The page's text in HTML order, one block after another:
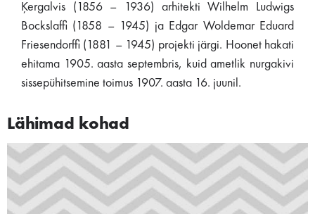
Ķergalvis (1856 – 1936) arhitekti Wilhelm Ludwigs
Bockslaffi (1858 – 1945) ja Edgar Woldemar Eduard
Friesendorffi (1881 – 1945) projekti järgi. Hoonet hakati
ehitama 1905. aasta septembris, kuid ametlik nurgakivi
sissepühitsemine toimus 1907. aasta 16. juunil.
Lähimad kohad